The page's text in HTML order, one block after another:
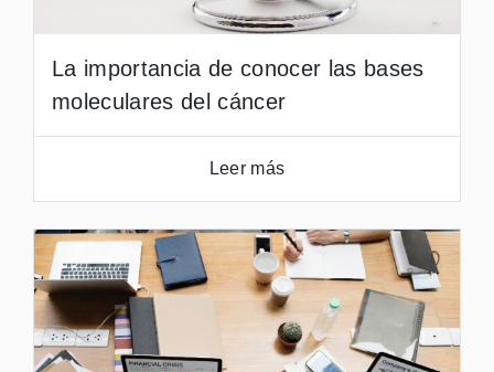
La importancia de conocer las bases
moleculares del cáncer
Leer más